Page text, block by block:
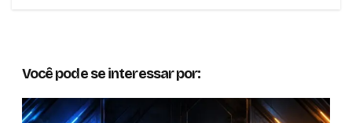
Você pode se interessar por: